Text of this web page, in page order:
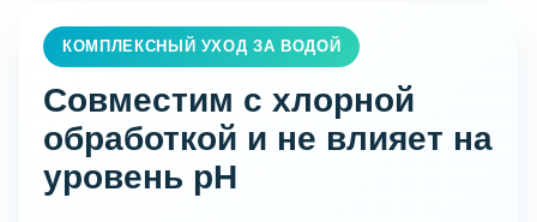
КОМПЛЕКСНЫЙ УХОД ЗА ВОДОЙ
Совместим с хлорной
обработкой и не влияет на
уровень pH